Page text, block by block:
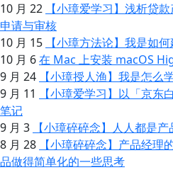
10 月 22
【小璋爱学习】浅析贷
申请与审核
10 月 15
【小璋方法论】我是如
10 月 6在 Mac 上安装 macOS
9 月 24
【小璋授人渔】我是怎么
9 月 11
【小璋爱学习】以「京东
笔记
9 月 3
【小璋碎碎念】人人都是
8 月 28
【小璋碎碎念】产品经
品做得简单化的一些思考